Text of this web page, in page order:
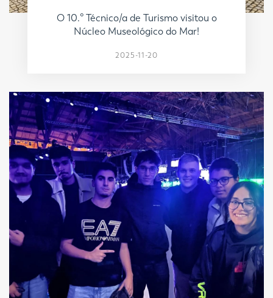
O 10.º Técnico/a de Turismo visitou o
Núcleo Museológico do Mar!
2025-11-20